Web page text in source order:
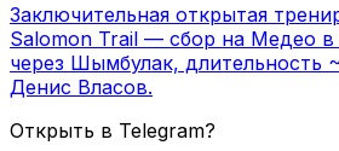
Заключительная открытая
Salomon Trail — сбор на Медео
через Шымбулак, длительность
Денис Власов.
Открыть в Telegram?